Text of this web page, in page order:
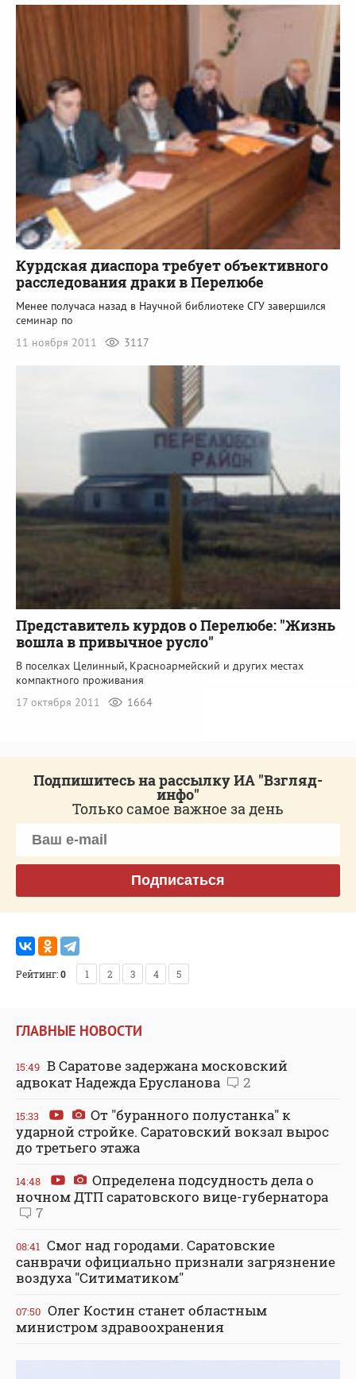
Курдская диаспора требует объективного
расследования драки в Перелюбе
Менее получаса назад в Научной библиотеке СГУ завершился
семинар по
11 ноября 2011
3117
Представитель курдов о Перелюбе: "Жизнь
вошла в привычное русло"
В поселках Целинный, Красноармейский и других местах
компактного проживания
17 октября 2011
1664
Подпишитесь на рассылку ИА "Взгляд-
инфо"
Только самое важное за день
Подписаться
Рейтинг:0 1 2 3 4 5
ГЛАВНЫЕ НОВОСТИ
15:49 В Саратове задержана московский
адвокат Надежда Ерусланова
2
15:33
От "буранного полустанка" к
ударной стройке. Саратовский вокзал вырос
до третьего этажа
14:48
Определена подсудность дела о
ночном ДТП саратовского вице-губернатора
7
08:41 Смог над городами. Саратовские
санврачи официально признали загрязнение
воздуха "Ситиматиком"
07:50 Олег Костин станет областным
министром здравоохранения